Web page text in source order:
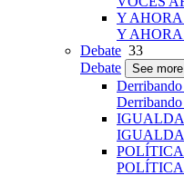
Y AHORA
Y AHORA
Debate 33
Debate
See more